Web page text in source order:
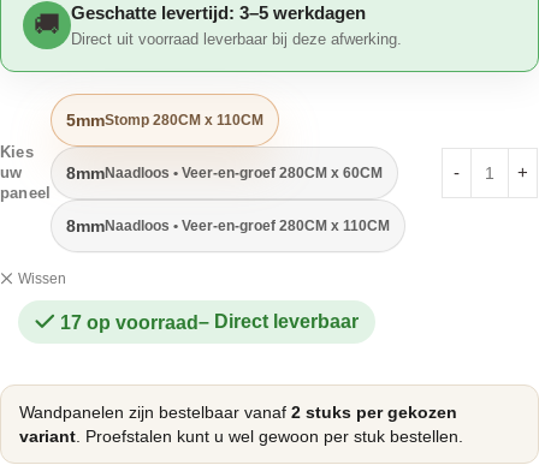
Geschatte levertijd: 3–5 werkdagen
Direct uit voorraad leverbaar bij deze afwerking.
Kies
uw
paneel
5mmStomp 280CM x 110CM
8mmNaadloos • Veer-en-groef 280CM x 60CM
8mmNaadloos • Veer-en-groef 280CM x 110CM
Wissen
17 op voorraad
Wandpanelen zijn bestelbaar vanaf 2 stuks per gekozen
variant . Proefstalen kunt u wel gewoon per stuk bestellen.